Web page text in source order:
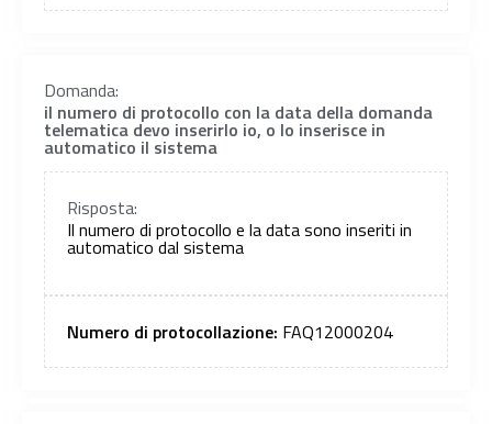
Domanda:
il numero di protocollo con la data della domanda
telematica devo inserirlo io, o lo inserisce in
automatico il sistema
Risposta:
Il numero di protocollo e la data sono inseriti in
automatico dal sistema
Numero di protocollazione: FAQ12000204